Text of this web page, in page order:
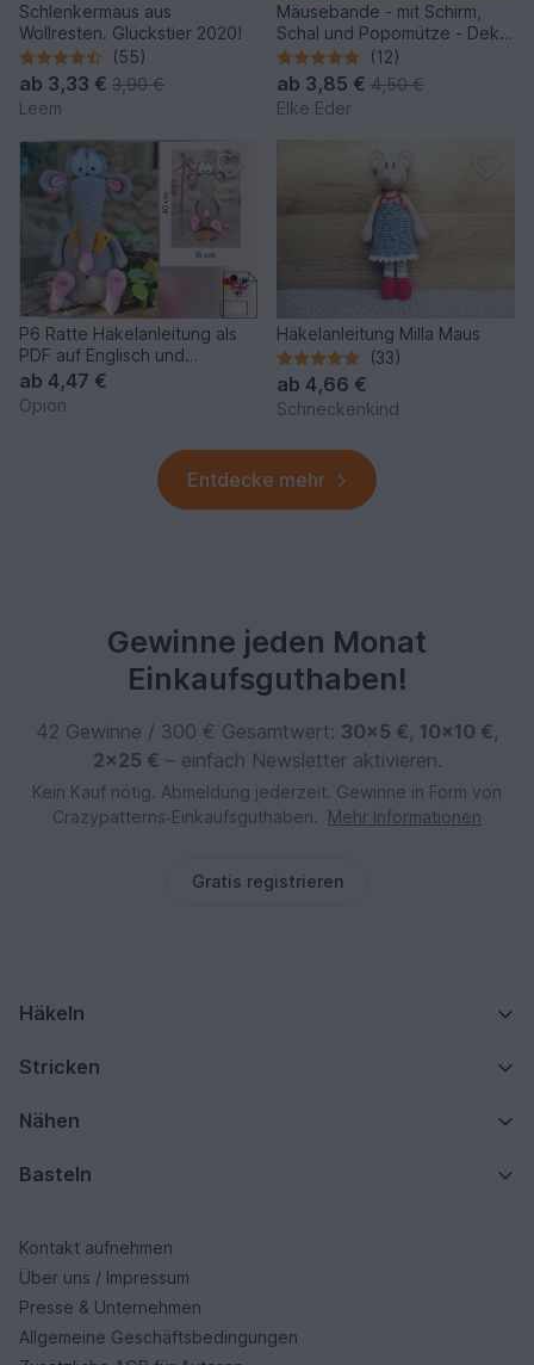
Schlenkermaus aus
Wollresten. Glückstier 2020!
(55)
ab 3,33 € 3,90 €
Leem
Mäusebande - mit Schirm,
Schal und Popomütze - Deko,
Baumschmuck
(12)
ab 3,85 € 4,50 €
Elke Eder
P6 Ratte Häkelanleitung als
PDF auf Englisch und
Deutsch.
ab 4,47 €
Opion
Häkelanleitung Milla Maus
(33)
ab 4,66 €
Schneckenkind
Entdecke mehr
Gewinne jeden Monat
Einkaufsguthaben!
42 Gewinne / 300 € Gesamtwert: 30×5 €, 10×10 €,
2×25 € – einfach Newsletter aktivieren.
Kein Kauf nötig. Abmeldung jederzeit. Gewinne in Form von
Crazypatterns‑Einkaufsguthaben.
Mehr Informationen
Gratis registrieren
Häkeln
Stricken
Nähen
Basteln
Kontakt aufnehmen
Über uns / Impressum
Presse & Unternehmen
Allgemeine Geschäftsbedingungen